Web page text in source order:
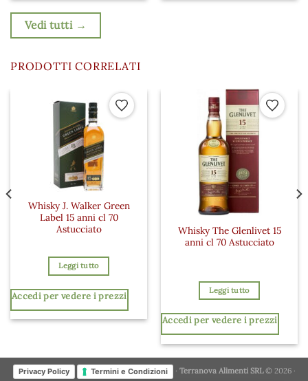
Vedi tutti →
PRODOTTI CORRELATI
Aggiungi ai preferiti
Whisky J. Walker Green
Label 15 anni cl 70
Astucciato
Leggi tutto
Accedi per vedere i prezzi
Whisky The Glenlivet 15
anni cl 70 Astucciato
Leggi tutto
Accedi per vedere i prezzi
Privacy Policy Termini e Condizioni · Terranova Alimenti SRL© 2026 ·